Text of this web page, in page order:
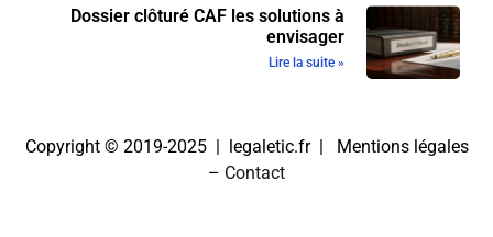
Dossier clôturé CAF les solutions à
envisager
Lire la suite »
Copyright © 2019-2025 | legaletic.fr |
Mentions légales
– Contact